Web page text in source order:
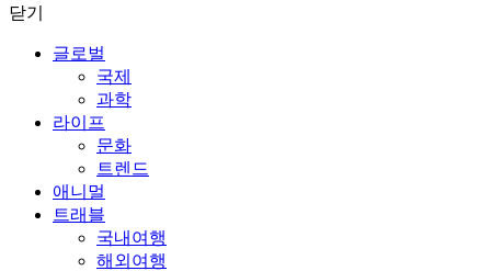
닫기
글로벌
국제
과학
라이프
문화
트렌드
애니멀
트래블
국내여행
해외여행